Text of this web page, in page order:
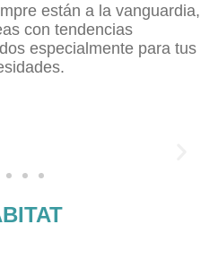
están a la vanguardia,
con tendencias
especialmente para tus